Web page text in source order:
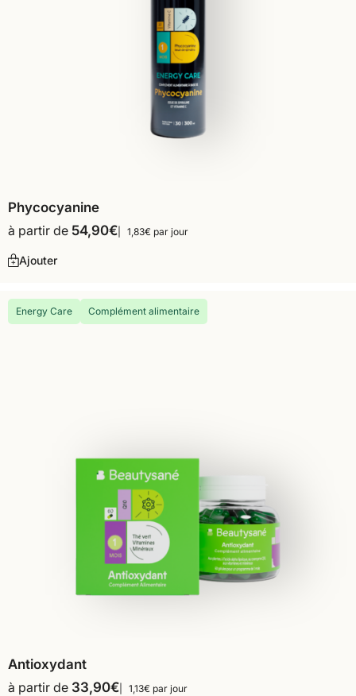
Phycocyanine
à partir de 54,90€ 1,83€ par jour
Ajouter
Energy Care Complément alimentaire
Antioxydant
à partir de 33,90€ 1,13€ par jour